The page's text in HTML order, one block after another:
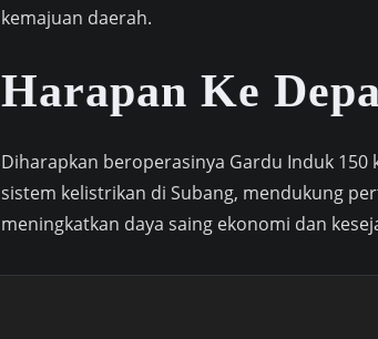
kemajuan daerah.
Harapan Ke
Diharapkan beroperasinya Gardu Induk
sistem kelistrikan di Subang, mendukung
meningkatkan daya saing ekonomi dan